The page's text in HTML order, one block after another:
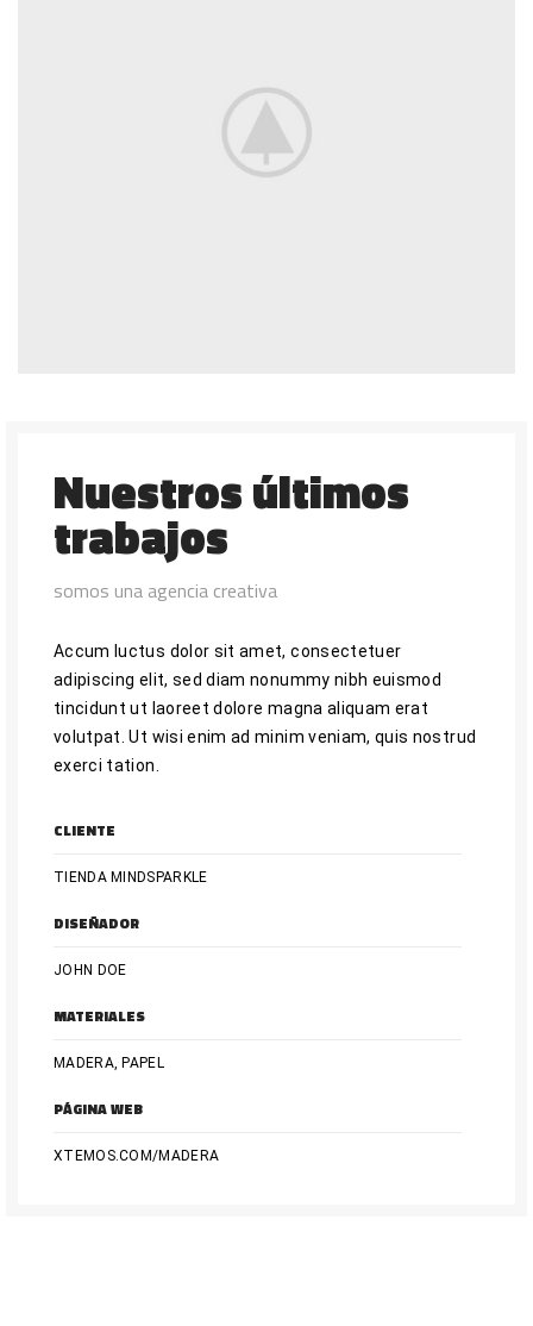
Nuestros últimos
trabajos
somos una agencia creativa
Accum luctus dolor sit amet, consectetuer
adipiscing elit, sed diam nonummy nibh euismod
tincidunt ut laoreet dolore magna aliquam erat
volutpat. Ut wisi enim ad minim veniam, quis nostrud
exerci tation.
CLIENTE
TIENDA MINDSPARKLE
DISEÑADOR
JOHN DOE
MATERIALES
MADERA, PAPEL
PÁGINA WEB
XTEMOS.COM/MADERA